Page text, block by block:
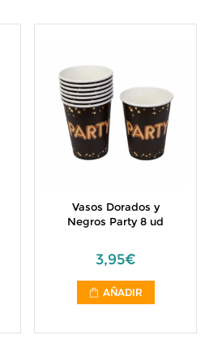
Vasos Dorados y
Negros Party 8 ud
3,95€
AÑADIR